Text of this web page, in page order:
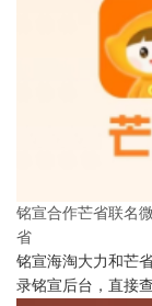
铭宣合作芒省联名
省
铭宣海淘大力和芒
录铭宣后台，直接